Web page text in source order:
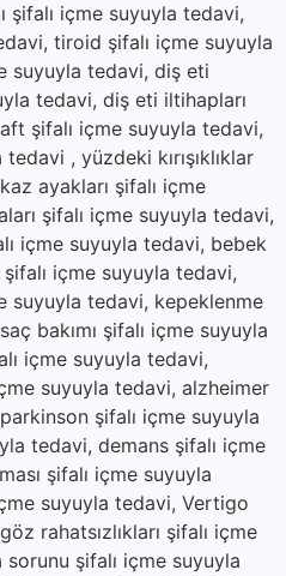
şifalı içme suyuyla tedavi,
tiroid şifalı içme suyuyla
suyuyla tedavi, diş eti
tedavi, diş eti iltihapları
şifalı içme suyuyla tedavi,
, yüzdeki kırışıklıklar
ayakları şifalı içme
şifalı içme suyuyla tedavi,
içme suyuyla tedavi, bebek
içme suyuyla tedavi,
suyuyla tedavi, kepeklenme
bakımı şifalı içme suyuyla
içme suyuyla tedavi,
suyuyla tedavi, alzheimer
şifalı içme suyuyla
tedavi, demans şifalı içme
şifalı içme suyuyla
suyuyla tedavi, Vertigo
rahatsızlıkları şifalı içme
şifalı içme suyuyla